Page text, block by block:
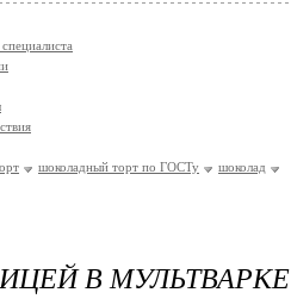
шоколадный торт по ГОСТу шоколад
В МУЛЬТВАРКЕ